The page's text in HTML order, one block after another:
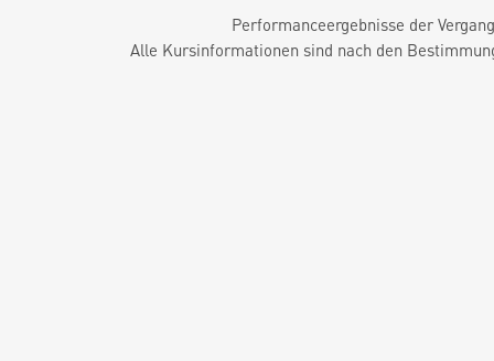
Performanceergebnisse der
Alle Kursinformationen sind nach den